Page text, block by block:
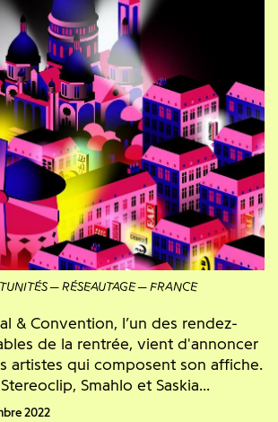
RÉSEAUTAGE FRANCE
& Convention, l’un des rendez-
de la rentrée, vient d'annoncer
artistes qui composent son affiche.
Smahlo et Saskia...
2022